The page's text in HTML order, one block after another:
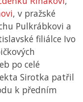
, v pražské
Pulkrábkovi a
filiálce Ivo
po celé
Sirotka patřil
k předním